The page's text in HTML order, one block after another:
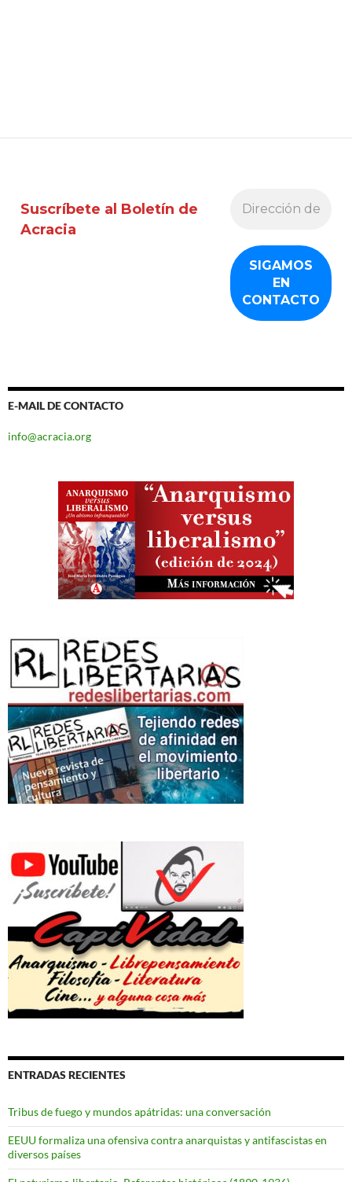
Suscríbete al Boletín de
Acracia
E-MAIL DE CONTACTO
info@acracia.org
ENTRADAS RECIENTES
Tribus de fuego y mundos apátridas: una conversación
EEUU formaliza una ofensiva contra anarquistas y antifascistas en
diversos países